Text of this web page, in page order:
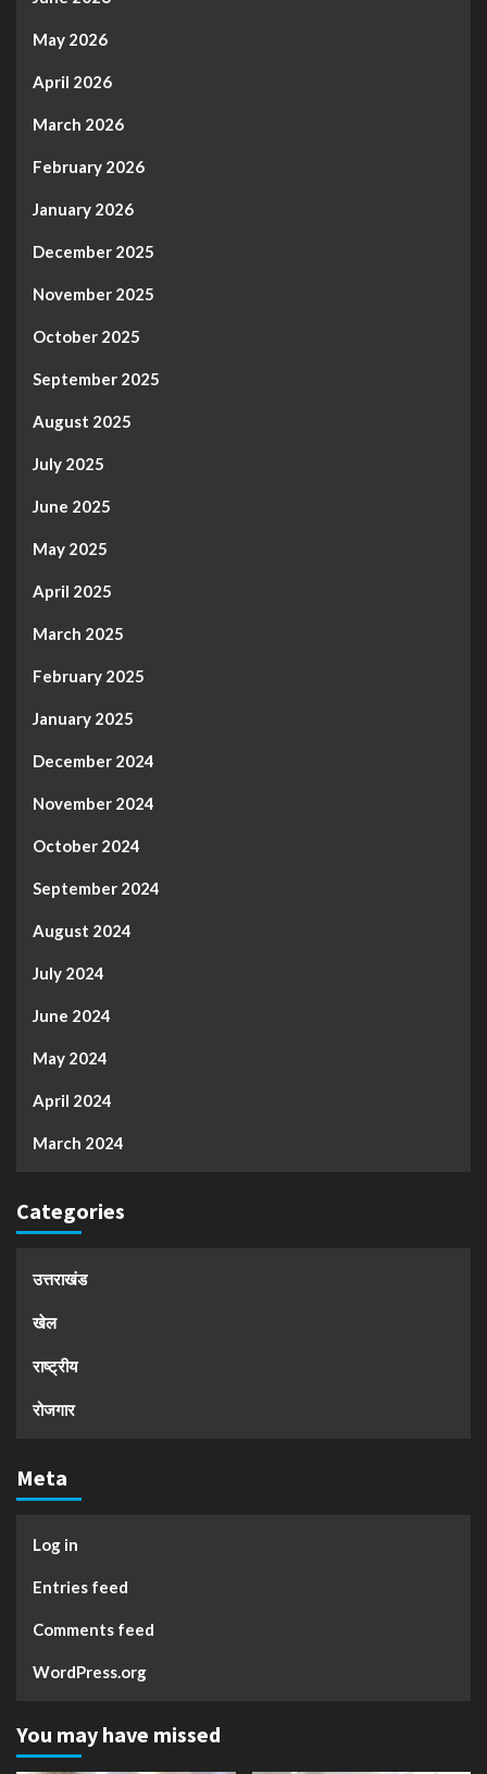
May 2026
April 2026
March 2026
February 2026
January 2026
December 2025
November 2025
October 2025
September 2025
August 2025
July 2025
June 2025
May 2025
April 2025
March 2025
February 2025
January 2025
December 2024
November 2024
October 2024
September 2024
August 2024
July 2024
June 2024
May 2024
April 2024
March 2024
Categories
उत्तराखंड
खेल
राष्ट्रीय
रोजगार
Meta
Log in
Entries feed
Comments feed
WordPress.org
You may have missed